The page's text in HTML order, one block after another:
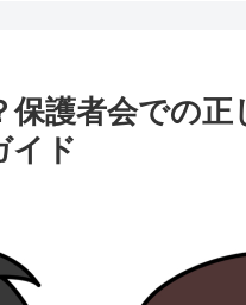
護者会での
イド